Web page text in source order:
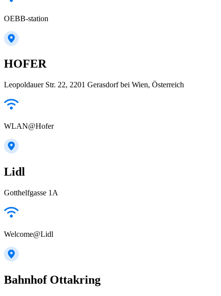
OEBB-station
HOFER
Leopoldauer Str. 22, 2201 Gerasdorf bei Wien, Österreich
WLAN@Hofer
Lidl
Gotthelfgasse 1A
Welcome@Lidl
Bahnhof Ottakring